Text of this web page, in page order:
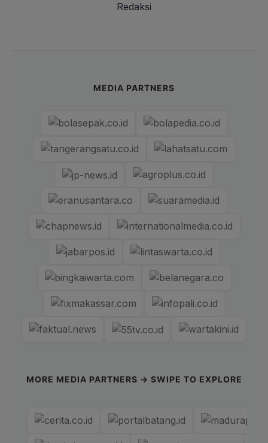
Redaksi
MEDIA PARTNERS
MORE MEDIA PARTNERS → SWIPE TO EXPLORE